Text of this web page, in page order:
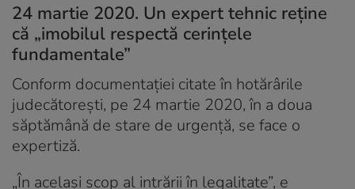
24 martie 2020. Un expert tehnic reține
că „imobilul respectă cerințele
fundamentale”
Conform documentației citate în hotărârile
judecătorești, pe 24 martie 2020, în a doua
săptămână de stare de urgență, se face o
expertiză.
„În același scop al intrării în legalitate”, e